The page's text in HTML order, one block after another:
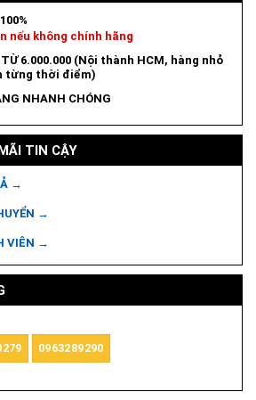
nếu không chính hãng
6.000.000 (Nội thành HCM, hàng nhỏ
từng thời điểm)
NHANH CHÓNG
TIN CẬY
→
→
VIÊN →
0963289290